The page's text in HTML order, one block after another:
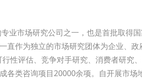
市场研究公司之一，也是首批取得
直作为独立的市场研究团体为企业、政
性评估、竞争对手研究、消费者研究
各类咨询项目20000余项。自开展市场